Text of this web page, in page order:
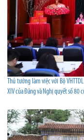
Thủ tướng làm việc với Bộ
XIV của Đảng và Nghị quyết số 80